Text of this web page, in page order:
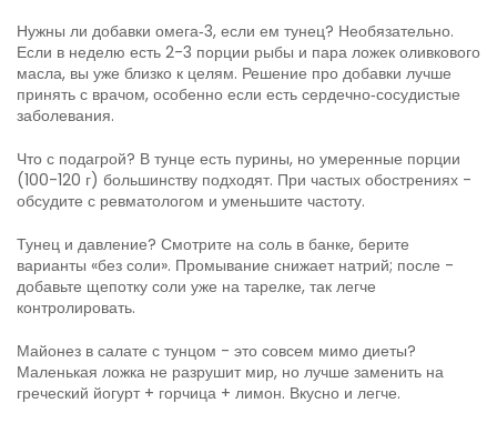
Нужны ли добавки омега‑3, если ем тунец? Необязательно.
Если в неделю есть 2-3 порции рыбы и пара ложек оливкового
масла, вы уже близко к целям. Решение про добавки лучше
принять с врачом, особенно если есть сердечно‑сосудистые
заболевания.
Что с подагрой? В тунце есть пурины, но умеренные порции
(100-120 г) большинству подходят. При частых обострениях -
обсудите с ревматологом и уменьшите частоту.
Тунец и давление? Смотрите на соль в банке, берите
варианты «без соли». Промывание снижает натрий; после -
добавьте щепотку соли уже на тарелке, так легче
контролировать.
Майонез в салате с тунцом - это совсем мимо диеты?
Маленькая ложка не разрушит мир, но лучше заменить на
греческий йогурт + горчица + лимон. Вкусно и легче.